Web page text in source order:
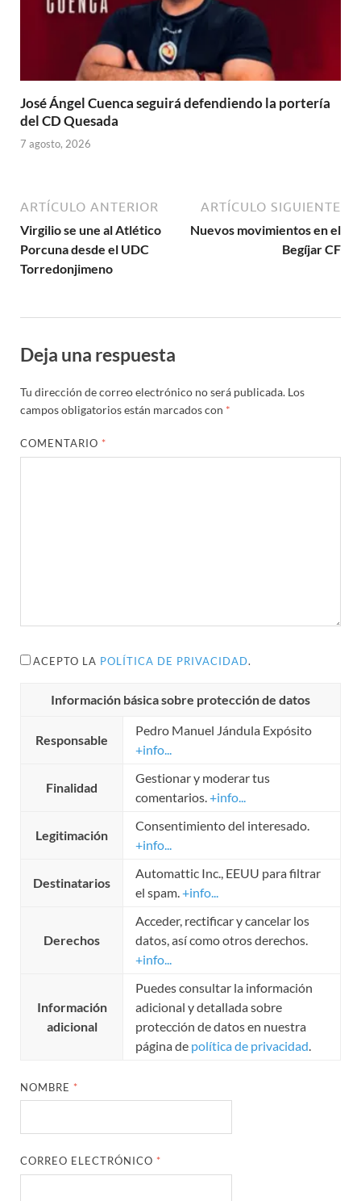
José Ángel Cuenca seguirá defendiendo la portería
del CD Quesada
7 agosto, 2026
ARTÍCULO ANTERIOR
Virgilio se une al Atlético
Porcuna desde el UDC
Torredonjimeno
ARTÍCULO SIGUIENTE
Nuevos movimientos en el
Begíjar CF
Deja una respuesta
Tu dirección de correo electrónico no será publicada. Los
campos obligatorios están marcados con *
COMENTARIO *
ACEPTO LA POLÍTICA DE PRIVACIDAD.
Información básica sobre protección de datos
Responsable
Pedro Manuel Jándula Expósito
+info...
Finalidad
Gestionar y moderar tus
comentarios. +info...
Legitimación
Consentimiento del interesado.
+info...
Destinatarios
Automattic Inc., EEUU para filtrar
el spam. +info...
Derechos
Acceder, rectificar y cancelar los
datos, así como otros derechos.
+info...
Información
adicional
Puedes consultar la información
adicional y detallada sobre
protección de datos en nuestra
página de política de privacidad
NOMBRE *
CORREO ELECTRÓNICO *